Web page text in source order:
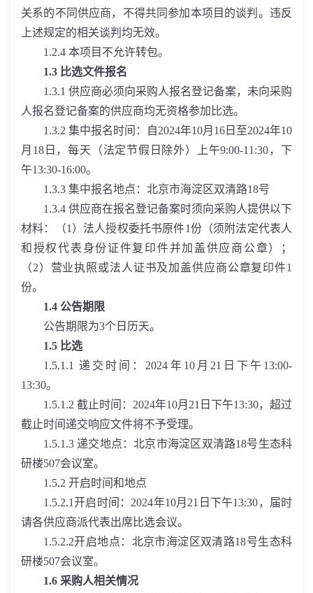
关系的不同供应商，不得共同参加本项目的谈判。违反
上述规定的相关谈判均无效。
1.2.4 本项目不允许转包。
1.3 比选文件报名
1.3.1 供应商必须向采购人报名登记备案，未向采购
人报名登记备案的供应商均无资格参加比选。
1.3.2 集中报名时间：自2024年10月 16 日至2024年10
月 18日，每天（法定节假日除外）上午9:00-11:30，下
午13:30-16:00。
1.3.3 集中报名地点：北京市海淀区双清路18号
1.3.4 供应商在报名登记备案时须向采购人提供以下
材料：（1 ）法人授权委托书原件1份（须附法定代表人
和授权代表身份证件复印件并加盖供应商公章）；
（2）营业执照或法人证书及加盖供应商公章复印件1
份。
1.4 公告期限
公告期限为3个日历天。
1.5 比选
1.5.1.1递交时间： 2024 年 10月 21 日下午 13:00-
13:30。
1.5.1.2 截止时间： 2024年10月 21 日下午13:30，超过
截止时间递交响应文件将不予受理。
1.5.1.3递交地点：北京市海淀区双清路18号生态科
研楼507会议室。
1.5.2 开启时间和地点
1.5.2.1开启时间： 2024年10月 21 日下午13:30，届时
请各供应商派代表出席比选会议。
1.5.2.2开启地点：北京市海淀区双清路18号生态科
研楼507会议室。
1.6 采购人相关情况